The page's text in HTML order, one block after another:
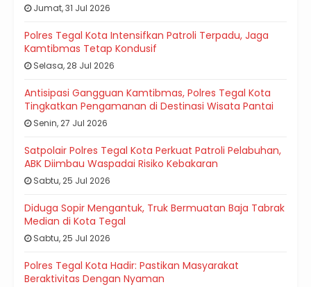
Jumat, 31 Jul 2026
Polres Tegal Kota Intensifkan Patroli Terpadu, Jaga
Kamtibmas Tetap Kondusif
Selasa, 28 Jul 2026
Antisipasi Gangguan Kamtibmas, Polres Tegal Kota
Tingkatkan Pengamanan di Destinasi Wisata Pantai
Senin, 27 Jul 2026
Satpolair Polres Tegal Kota Perkuat Patroli Pelabuhan,
ABK Diimbau Waspadai Risiko Kebakaran
Sabtu, 25 Jul 2026
Diduga Sopir Mengantuk, Truk Bermuatan Baja Tabrak
Median di Kota Tegal
Sabtu, 25 Jul 2026
Polres Tegal Kota Hadir: Pastikan Masyarakat
Beraktivitas Dengan Nyaman